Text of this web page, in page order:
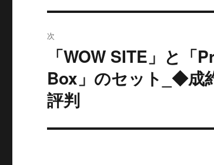
ゲ
ー
シ
ョ
ン
投
次
の
投
稿:
「WOW SITE」と
Box」のセット_◆成
評判